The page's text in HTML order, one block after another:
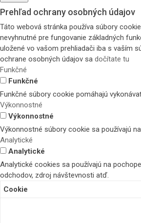
Prehľad ochrany osobných údajov
Táto webová stránka používa súbory
nevyhnutné pre fungovanie základných
uložené vo vašom prehliadači iba s vaším
ochrane osobných údajov sa dočítate tu
Funkčné
Funkčné
Funkčné súbory cookie pomáhajú
Výkonnostné
Výkonnostné
Výkonnostné súbory cookie sa používajú
Analytické
Analytické
Analytické cookies sa používajú na
odchodov, zdroj návštevnosti atď.
Cookie